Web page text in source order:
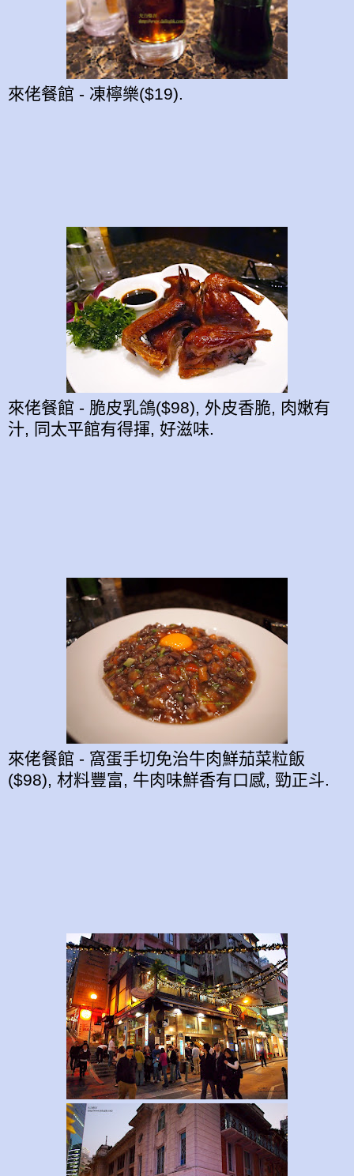
來佬餐館 - 凍檸樂($19).
來佬餐館 - 脆皮乳鴿($98), 外皮香脆, 肉嫩有
汁, 同太平館有得揮, 好滋味.
來佬餐館 - 窩蛋手切免治牛肉鮮茄菜粒飯
($98), 材料豐富, 牛肉味鮮香有口感, 勁正斗.